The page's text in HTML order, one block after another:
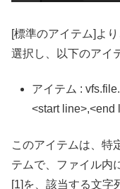
[標準のアイテム]よ
選択し、以下のアイ
アイテム :
<start line>,<end
このアイテムは、特
テムで、ファイル内
[1]を、該当する文字